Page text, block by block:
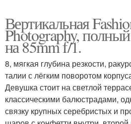
Вертикальная
Photography,
на 85mm f/1.
8, мягкая глубина резкости,
талии с лёгким поворотом
Девушка стоит на светлой
классическими балюстрадами,
связку крупных серебристых и